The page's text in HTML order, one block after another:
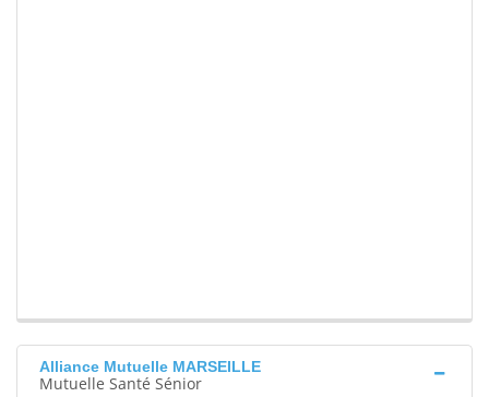
Alliance Mutuelle MARSEILLE
Mutuelle Santé Sénior